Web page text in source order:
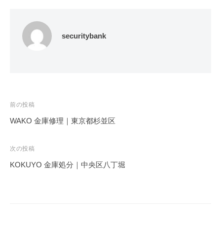
securitybank
投
稿
ビ
ゲ
前の投稿
WAKO 金庫修理｜東京都杉並区
次の投稿
KOKUYO 金庫処分｜中央区八丁堀